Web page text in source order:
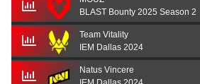
BLAST Bounty 2025 Season 2
Team Vitality
IEM Dallas 2024
Natus Vincere